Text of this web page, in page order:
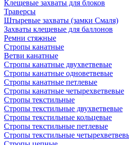
Клещевые захваты для блоков
Траверсы
Штыревые захваты (замки Смаля)
Захваты клещевые для баллонов
Ремни стяжные
Стропы канатные
Ветви канатные
Стропы канатные двухветвевые
Стропы канатные одноветвевые
Стропы канатные петлевые
Стропы канатные четырехветвевые
Стропы текстильные
Стропы текстильные двухветвевые
Стропы текстильные кольцевые
Стропы текстильные петлевые
Стропы текстильные